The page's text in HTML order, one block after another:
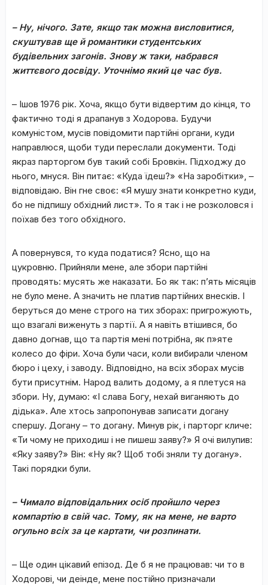
– Ну, нічого. Зате, якщо так можна висловитися,
скуштував ще й романтики студентських
будівельних загонів. Знову ж таки, набрався
життєвого досвіду. Уточнімо який це час був.
– Ішов 1976 рік. Хоча, якщо бути відвертим до кінця, то
фактично тоді я драпанув з Ходорова. Будучи
комуністом, мусів повідомити партійні органи, куди
направлюся, щоби туди переслали документи. Тоді
якраз парторгом був такий собі Бровкін. Підходжу до
нього, мнуся. Він питає: «Куда їдеш?» «На заробітки», –
відповідаю. Він гне своє: «Я мушу знати конкретно куди,
бо не підпишу обхідний лист». То я так і не розколовся і
поїхав без того обхідного.
А повернувся, то куда податися? Ясно, що на
цукровню. Прийняли мене, але збори партійні
проводять: мусять же наказати. Бо як так: п’ять місяців
не було мене. А значить не платив партійних внесків. І
беруться до мене строго на тих зборах: пригрожують,
що взагалі виженуть з партії. А я навіть втішився, бо
давно догнав, що та партія мені потрібна, як п»яте
колесо до фіри. Хоча були часи, коли вибирали членом
бюро і цеху, і заводу. Відповідно, на всіх зборах мусів
бути присутнім. Народ валить додому, а я плетуся на
збори. Ну, думаю: «І слава Богу, нехай виганяють до
дідька». Але хтось запропонував записати догану
спершу. Догану – то догану. Минув рік, і парторг кличе:
«Ти чому не приходиш і не пишеш заяву?» Я очі вилупив:
«Яку заяву?» Він: «Ну як? Щоб тобі зняли ту догану».
Такі порядки були.
– Чимало відповідальних осіб пройшло через
компартію в свій час. Тому, як на мене, не варто
огульно всіх за це картати, чи розпинати.
– Ще один цікавий епізод. Де б я не працював: чи то в
Ходорові, чи деінде, мене постійно призначали